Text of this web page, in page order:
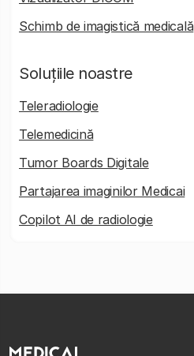
Schimb de imagistică medicală
Soluțiile noastre
Teleradiologie
Telemedicină
Tumor Boards Digitale
Partajarea imaginilor Medicai
Copilot AI de radiologie